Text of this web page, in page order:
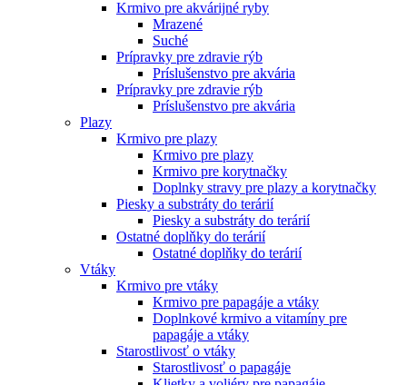
Krmivo pre akvárijné ryby
Mrazené
Suché
Prípravky pre zdravie rýb
Príslušenstvo pre akvária
Prípravky pre zdravie rýb
Príslušenstvo pre akvária
Plazy
Krmivo pre plazy
Krmivo pre plazy
Krmivo pre korytnačky
Doplnky stravy pre plazy a korytnačky
Piesky a substráty do terárií
Piesky a substráty do terárií
Ostatné doplňky do terárií
Ostatné doplňky do terárií
Vtáky
Krmivo pre vtáky
Krmivo pre papagáje a vtáky
Doplnkové krmivo a vitamíny pre
papagáje a vtáky
Starostlivosť o vtáky
Starostlivosť o papagáje